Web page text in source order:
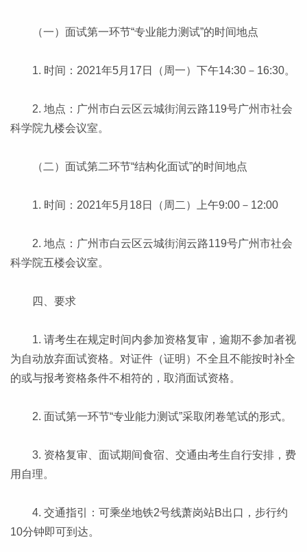
（一）面试第一环节“专业能力测试”的时间地点
1. 时间：2021年5月17日（周一）下午14:30－16:30。
2. 地点：广州市白云区云城街润云路119号广州市社会
科学院九楼会议室。
（二）面试第二环节“结构化面试”的时间地点
1. 时间：2021年5月18日（周二）上午9:00－12:00
2. 地点：广州市白云区云城街润云路119号广州市社会
科学院五楼会议室。
四、要求
1. 请考生在规定时间内参加资格复审，逾期不参加者视
为自动放弃面试资格。对证件（证明）不全且不能按时补全
的或与报考资格条件不相符的，取消面试资格。
2. 面试第一环节“专业能力测试”采取闭卷笔试的形式。
3. 资格复审、面试期间食宿、交通由考生自行安排，费
用自理。
4. 交通指引：可乘坐地铁2号线萧岗站B出口，步行约
10分钟即可到达。